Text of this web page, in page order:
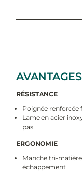
RÉSISTANCE
Poignée renforcée
Lame en acier
pas
ERGONOMIE
Manche tri-
échappement